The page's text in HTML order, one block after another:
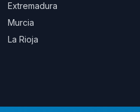
Extremadura
Murcia
La Rioja